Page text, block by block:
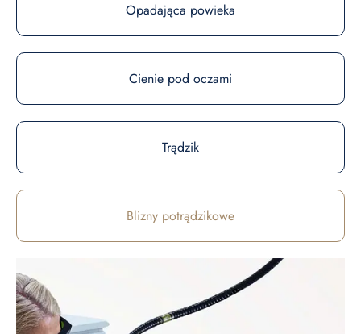
Opadająca powieka
Cienie pod oczami
Trądzik
Blizny potrądzikowe